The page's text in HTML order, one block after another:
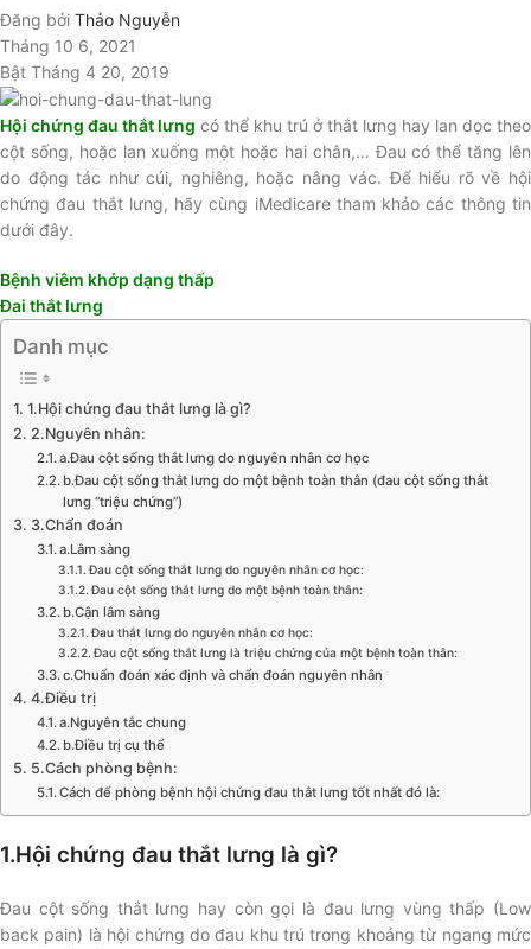
Đăng bởi Thảo Nguyễn
Tháng 10 6, 2021
Bật Tháng 4 20, 2019
Hội chứng đau thắt lưng có thể khu trú ở thắt lưng hay lan dọc theo
cột sống, hoặc lan xuống một hoặc hai chân,… Đau có thể tăng lên
do động tác như cúi, nghiêng, hoặc nâng vác. Để hiểu rõ về hội
chứng đau thắt lưng, hãy cùng iMedicare tham khảo các thông tin
dưới đây.
Bệnh viêm khớp dạng thấp
Đai thắt lưng
Danh mục
1.Hội chứng đau thắt lưng là gì?
2.Nguyên nhân:
a.Đau cột sống thắt lưng do nguyên nhân cơ học
b.Đau cột sống thắt lưng do một bệnh toàn thân (đau cột sống thắt
lưng “triệu chứng”)
3.Chẩn đoán
a.Lâm sàng
Đau cột sống thắt lưng do nguyên nhân cơ học:
Đau cột sống thắt lưng do một bệnh toàn thân:
b.Cận lâm sàng
Đau thắt lưng do nguyên nhân cơ học:
Đau cột sống thắt lưng là triệu chứng của một bệnh toàn thân:
c.Chuẩn đoán xác định và chẩn đoán nguyên nhân
4.Điều trị
a.Nguyên tắc chung
b.Điều trị cụ thể
5.Cách phòng bệnh:
Cách để phòng bệnh hội chứng đau thắt lưng tốt nhất đó là:
1.Hội chứng đau thắt lưng là gì?
Đau cột sống thắt lưng hay còn gọi là đau lưng vùng thấp (Low
back pain) là hội chứng do đau khu trú trong khoảng từ ngang mức